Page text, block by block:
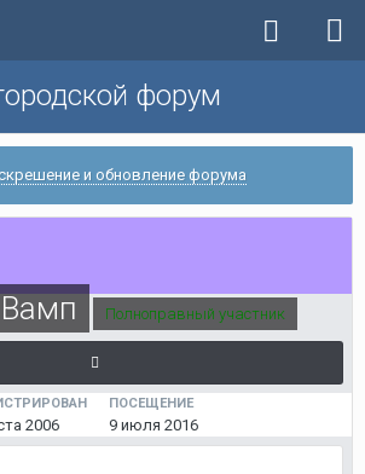
форум
и обновление форума
Полноправный участник
2006
ПОСЕЩЕНИЕ
9 июля 2016